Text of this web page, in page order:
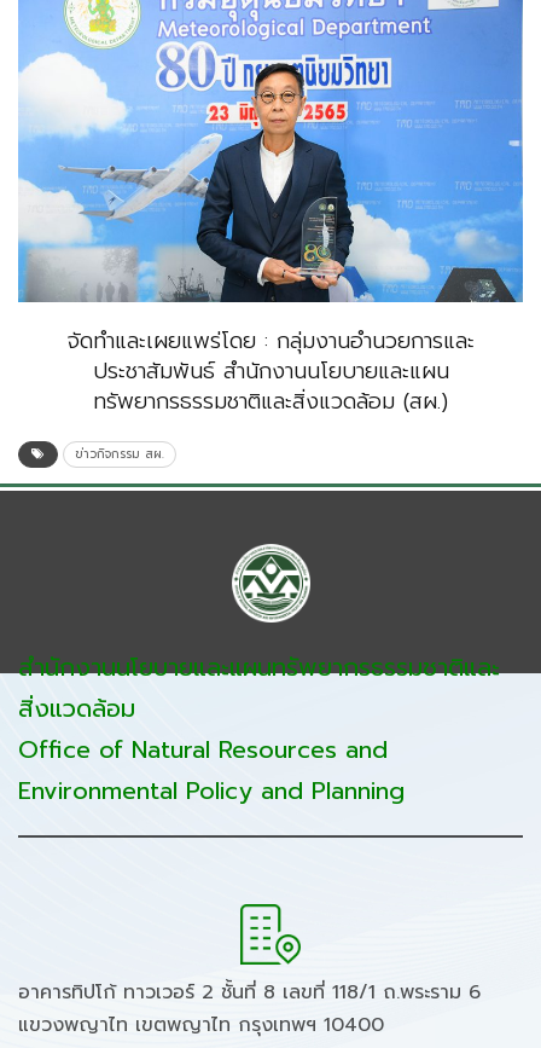
จัดทำและเผยแพร่โดย : กลุ่มงานอำนวยการและ
ประชาสัมพันธ์ สำนักงานนโยบายและแผน
ทรัพยากรธรรมชาติและสิ่งแวดล้อม (สผ.)
ข่าวกิจกรรม สผ.
สำนักงานนโยบายและแผนทรัพยากรธรรมชาติและ
สิ่งแวดล้อม
Office of Natural Resources and
Environmental Policy and Planning
อาคารทิปโก้ ทาวเวอร์ 2 ชั้นที่ 8 เลขที่ 118/1 ถ.พระราม 6
แขวงพญาไท เขตพญาไท กรุงเทพฯ 10400